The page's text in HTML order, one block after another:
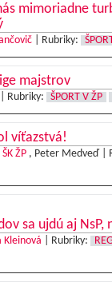
mimoriadne
Rubriky:
majstrov
Rubriky: ŠPORT V ŽP
víťazstvá!
ŽP , Peter Medveď |
sa ujdú aj NsP,
Kleinová Rubriky: